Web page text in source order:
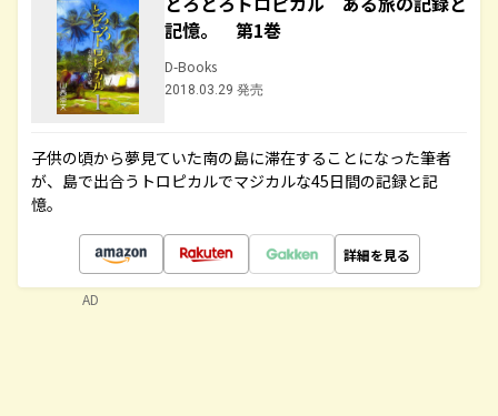
記憶。 第1巻
D-Books
2018.03.29 発売
子供の頃から夢見ていた南の島に滞在することになった筆者
が、島で出合うトロピカルでマジカルな45日間の記録と記
憶。
詳細を見る
AD